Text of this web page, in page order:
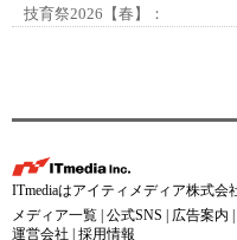
技育祭2026【春】：
ITmediaはアイティメディア株式会
メディア一覧 公式SNS 広告案内
運営会社
採用情報